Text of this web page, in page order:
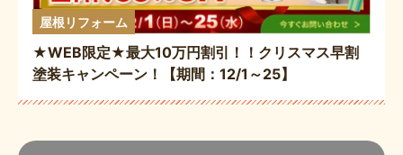
屋根リフォーム
★WEB限定★最大10万円割引！！クリスマス早割
塗装キャンペーン！【期間：12/1～25】